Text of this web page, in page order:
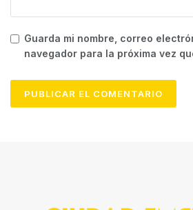
Guarda mi nombre, correo
navegador para la próxima vez